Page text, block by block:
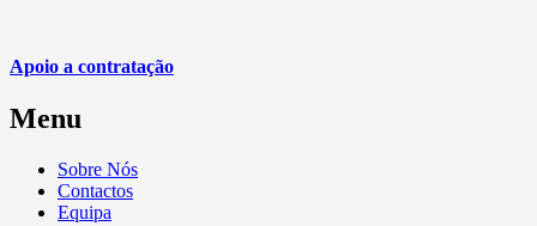
Apoio a contratação
Menu
Sobre Nós
Contactos
Equipa